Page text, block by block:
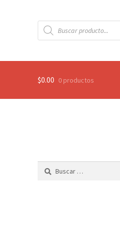
Búsqueda
de
productos
$0.00 0 productos
Buscar: